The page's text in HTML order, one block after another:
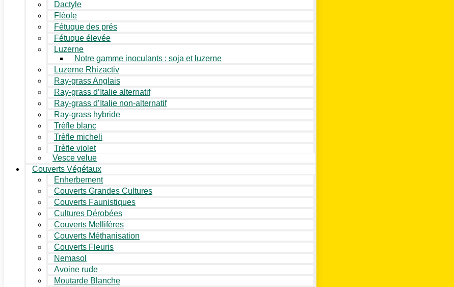
Dactyle
Fléole
Fétuque des prés
Fétuque élevée
Luzerne
Notre gamme inoculants : soja et luzerne
Luzerne Rhizactiv
Ray-grass Anglais
Ray-grass d’Italie alternatif
Ray-grass d’Italie non-alternatif
Ray-grass hybride
Trèfle blanc
Trèfle micheli
Trèfle violet
Vesce velue
Couverts Végétaux
Enherbement
Couverts Grandes Cultures
Couverts Faunistiques
Cultures Dérobées
Couverts Mellifères
Couverts Méthanisation
Couverts Fleuris
Nemasol
Avoine rude
Moutarde Blanche